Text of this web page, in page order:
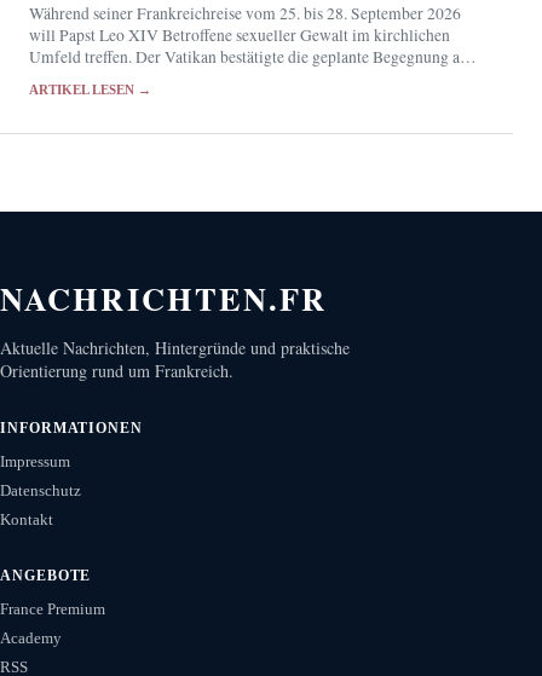
Während seiner Frankreichreise vom 25. bis 28. September 2026
will Papst Leo XIV Betroffene sexueller Gewalt im kirchlichen
Umfeld treffen. Der Vatikan bestätigte die geplante Begegnung am
ARTIKEL LESEN →
NACHRICHTEN.FR
Aktuelle Nachrichten, Hintergründe und praktische
Orientierung rund um Frankreich.
INFORMATIONEN
Impressum
Datenschutz
Kontakt
ANGEBOTE
France Premium
Academy
RSS